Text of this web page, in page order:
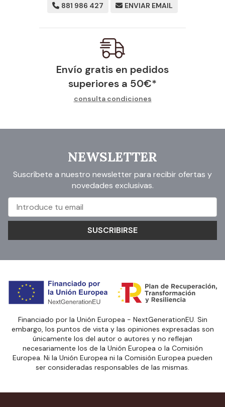
881 986 427 ENVIAR EMAIL
Envío gratis en pedidos
superiores a 50€*
consulta condiciones
NEWSLETTER
Suscríbete a nuestro newsletter para recibir ofertas y
novedades exclusivas.
SUSCRIBIRSE
Financiado por la Unión Europea - NextGenerationEU. Sin
embargo, los puntos de vista y las opiniones expresadas son
únicamente los del autor o autores y no reflejan
necesariamente los de la Unión Europea o la Comisión
Europea. Ni la Unión Europea ni la Comisión Europea pueden
ser consideradas responsables de las mismas.